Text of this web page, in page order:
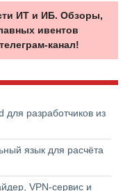
ИТ и ИБ. Обзоры,
ивентов
канал!
для разработчиков из
язык для расчёта
VPN-сервис и